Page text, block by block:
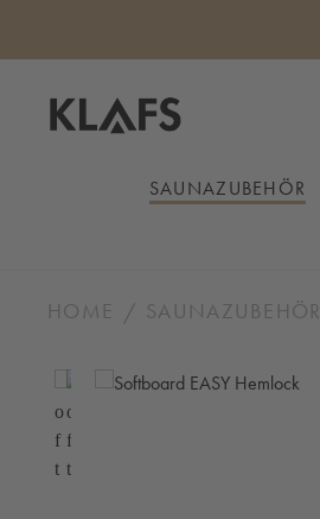
SAUNAZUBEHÖR
HOME SAUNAZUBEHÖR
Bildergalerie überspringen